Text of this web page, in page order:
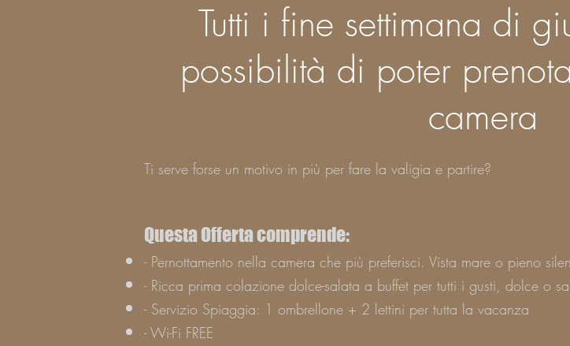
Tutti i fine settimana di
possibilità di poter
camera
Ti serve forse un motivo in più per fare la valigia e partire?
Questa Offerta comprende:
- Pernottamento nella camera che più preferisci. Vista mare o pieno
- Ricca prima colazione dolce-salata a buffet per tutti i gusti, dolce o
- Servizio Spiaggia: 1 ombrellone + 2 lettini per tutta la vacanza
- Wi-Fi FREE